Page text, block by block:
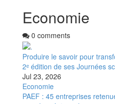
Economie
0 comments
Produire le savoir pour
2ᵉ édition de ses Journées
Jul 23, 2026
Economie
PAEF : 45 entreprises retenues